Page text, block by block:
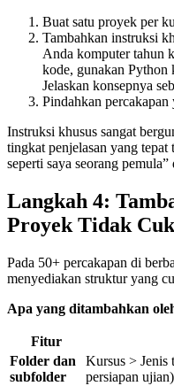
Buat satu proyek per
Tambahkan instruksi
Anda komputer tahun
kode, gunakan Python
Jelaskan konsepnya
Pindahkan
Instruksi khusus sangat
tingkat penjelasan yang
seperti saya seorang
Langkah 4:
Proyek Tidak
Pada 50+ percakapan di
menyediakan struktur yang
Apa yang ditambahkan
Fitur
Folder dan
subfolder
Kursus > Jenis
persiapan ujian)